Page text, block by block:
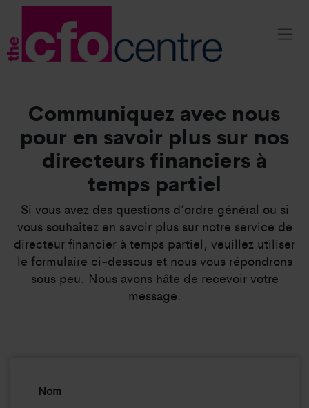
Communiquez avec nous
pour en savoir plus sur nos
directeurs financiers à
temps partiel
Si vous avez des questions d’ordre général ou si
vous souhaitez en savoir plus sur notre service de
directeur financier à temps partiel, veuillez utiliser
le formulaire ci-dessous et nous vous répondrons
sous peu. Nous avons hâte de recevoir votre
message.
Nom